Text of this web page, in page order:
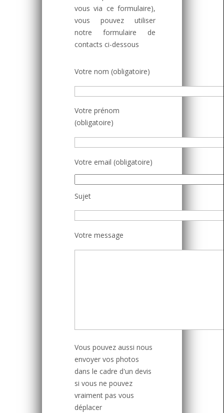
vous via ce formulaire),
vous pouvez utiliser
notre formulaire de
contacts ci-dessous
Votre nom (obligatoire)
Votre prénom
(obligatoire)
Votre email (obligatoire)
Sujet
Votre message
Vous pouvez aussi nous
envoyer vos photos
dans le cadre d'un devis
si vous ne pouvez
vraiment pas vous
déplacer